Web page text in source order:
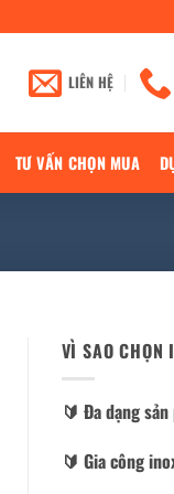
LIÊN HỆ
TƯ VẤN CHỌN MUA
VÌ SAO CHỌN
🔰️ Đa dạng sản
🔰️ Gia công